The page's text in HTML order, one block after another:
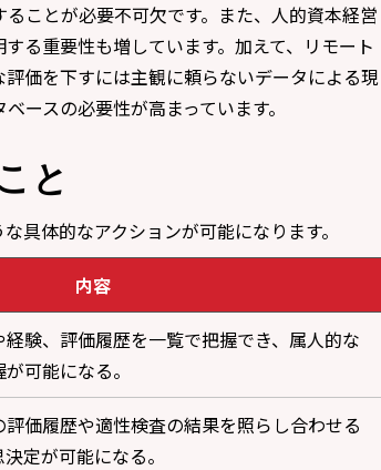
ことが必要不可欠です。また、人的資本経営
る重要性も増しています。加えて、リモート
価を下すには主観に頼らないデータによる現
ースの必要性が高まっています。
と
具体的なアクションが可能になります。
内容
験、評価履歴を一覧で把握でき、属人的な
可能になる。
価履歴や適性検査の結果を照らし合わせる
定が可能になる。